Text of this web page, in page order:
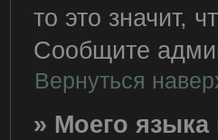
то это значит,
Сообщите
Вернуться
» Моего языка